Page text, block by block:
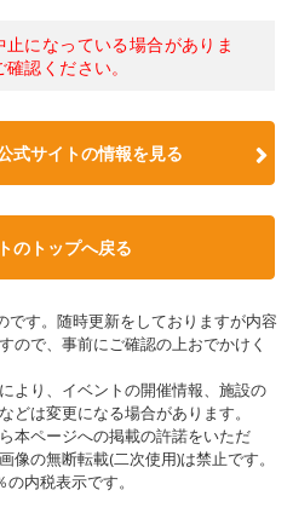
になっている場合がありま
認ください。
式サイトの情報を見る
のトップへ戻る
す。随時更新をしておりますが内容
ので、事前にご確認の上おでかけく
より、イベントの開催情報、施設の
は変更になる場合があります。
本ページへの掲載の許諾をいただ
像の無断転載(二次使用)は禁止です。
内税表示です。